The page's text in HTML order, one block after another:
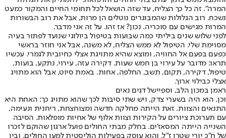
המרה". זה כל כך הצליח, עד שזה הושאל לכל תחומי החיים והמקור כמעט
נשכח. רוב הגלולות שהמבוגרים נוטלים הן מרות, אבל את רוב הבשורות
המרות מגישים עם סוכריה. נכון? אז זהו. על זה אני מדבר.
לפני שלוש שנים ביליתי כמה שבועות בטיפול ביולוגי שנועד לפתור בעיה
מסוימת שלי. הטיפול לא ממש הצליח, לא משנה, אבל אני חוזר בראשי
כפעם בפעם אל החוויה, ומוצא שהיא מתויגת אצלי כחיובית לגמרי. עכשיו
תראו: מדובר על עירוי בן חמש שעות. דקירה עזה, עירוי, נתקע, בועות,
טיפול, דקירה, תקום, תשב, החלפה, אחות. באמת סיוט, אבל הוא מתויג
אצלי כבילוי ארוך.
ראמן במכון הלב, וספיישל דגים נאים
וכן. הוא היה בשערי צדק, ויש שתי סיבות לכך שהוא מתויג כך: האחת היא
התנאים והצוות. זאת הייתה מחלקה חדשה ומצוחצחת, ריחנית ונעימה,
עם תערוכת ציורים על הקירות וצוות אלוף של אחיות מופלאות. הסיבה
השנייה הייתה המסאז'ים. בחלק מבתי החולים פועל ארגון שהוקם לזכרו
של ח״כ יורי שטרן ז"ל, והוא עוסק בפעילות הוליסטית למען החולים, ובין